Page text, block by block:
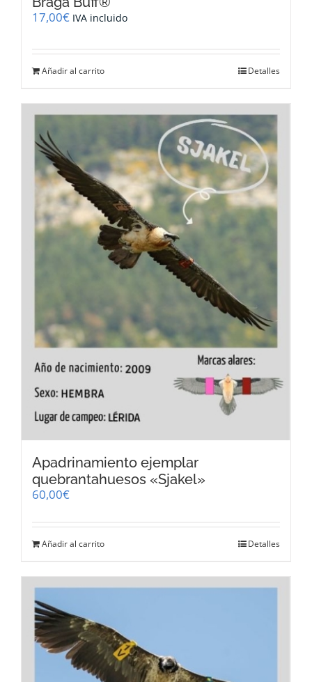
17,00€ IVA incluido
Añadir al carrito Detalles
Apadrinamiento ejemplar
quebrantahuesos «Sjakel»
60,00€
Añadir al carrito Detalles